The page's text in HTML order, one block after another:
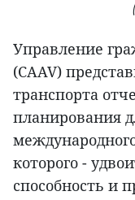
Управление
(CAAV)
транспорта
планирования
которого -
способность и